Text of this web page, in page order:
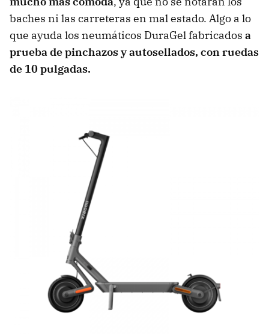
baches ni las carreteras en mal estado. Algo a lo
que ayuda los neumáticos DuraGel fabricados a
prueba de pinchazos y autosellados, con ruedas
de 10 pulgadas.